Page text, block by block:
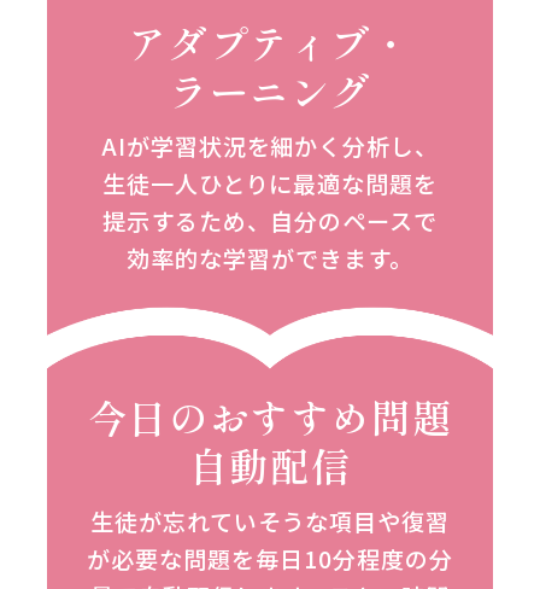
アダプティブ・
ラーニング
AIが学習状況を細かく分析し、
生徒一人ひとりに最適な問題を
提示するため、自分のペースで
効率的な学習ができます。
今日のおすすめ問題
自動配信
生徒が忘れていそうな項目や復習
が必要な問題を毎日10分程度の分